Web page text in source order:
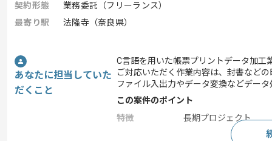
契約形態
業務委託（フリーランス）
最寄り駅
法隆寺（奈良県）
あなたに担当していた
だくこと
C言語を用いた帳票プリントデータ加工
ご対応いただく作業内容は、封書など
ファイル入出力やデータ変換などデー
この案件のポイント
特徴
長期プロジェクト